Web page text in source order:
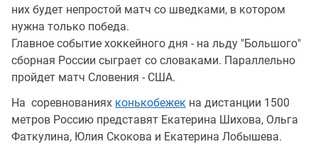
них будет непростой матч со шведками, в котором
нужна только победа.
Главное событие хоккейного дня - на льду "Большого"
сборная России сыграет со словаками. Параллельно
пройдет матч Словения - США.
На соревнованиях конькобежек на дистанции 1500
метров Россию представят Екатерина Шихова, Ольга
Фаткулина, Юлия Скокова и Екатерина Лобышева.